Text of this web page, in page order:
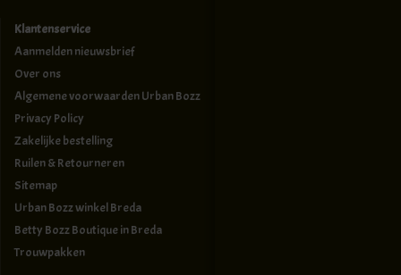
Klantenservice
Aanmelden nieuwsbrief
Over ons
Algemene voorwaarden Urban Bozz
Privacy Policy
Zakelijke bestelling
Ruilen & Retourneren
Sitemap
Urban Bozz winkel Breda
Betty Bozz Boutique in Breda
Trouwpakken